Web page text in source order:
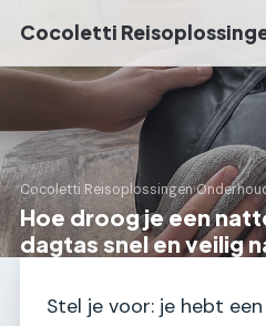
Cocoletti
Cocoletti Reisoplossingen›
Hoe droog je een
dagtas snel en veilig
Stel je voor: je hebt